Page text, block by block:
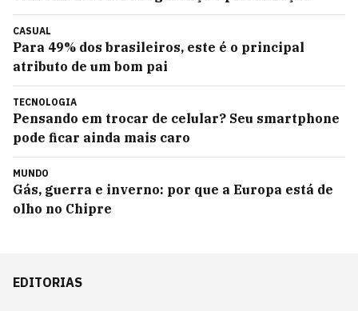
CASUAL
Para 49% dos brasileiros, este é o principal
atributo de um bom pai
TECNOLOGIA
Pensando em trocar de celular? Seu smartphone
pode ficar ainda mais caro
MUNDO
Gás, guerra e inverno: por que a Europa está de
olho no Chipre
EDITORIAS